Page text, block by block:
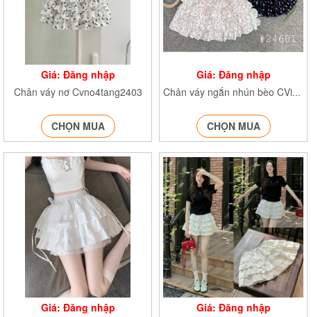
Giá: Đăng nhập
Chân váy nơ Cvno4tang2403
CHỌN MUA
Giá: Đăng nhập
Chân váy ngắn nhún bèo CVinno24601
CHỌN MUA
Giá: Đăng nhập
Giá: Đăng nhập